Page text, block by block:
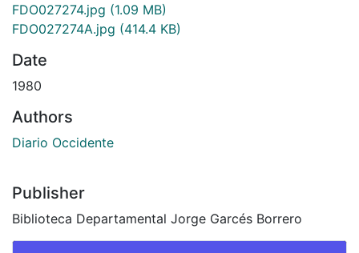
FDO027274.jpg (1.09 MB)
FDO027274A.jpg (414.4 KB)
Date
1980
Authors
Diario Occidente
Publisher
Biblioteca Departamental Jorge Garcés Borrero